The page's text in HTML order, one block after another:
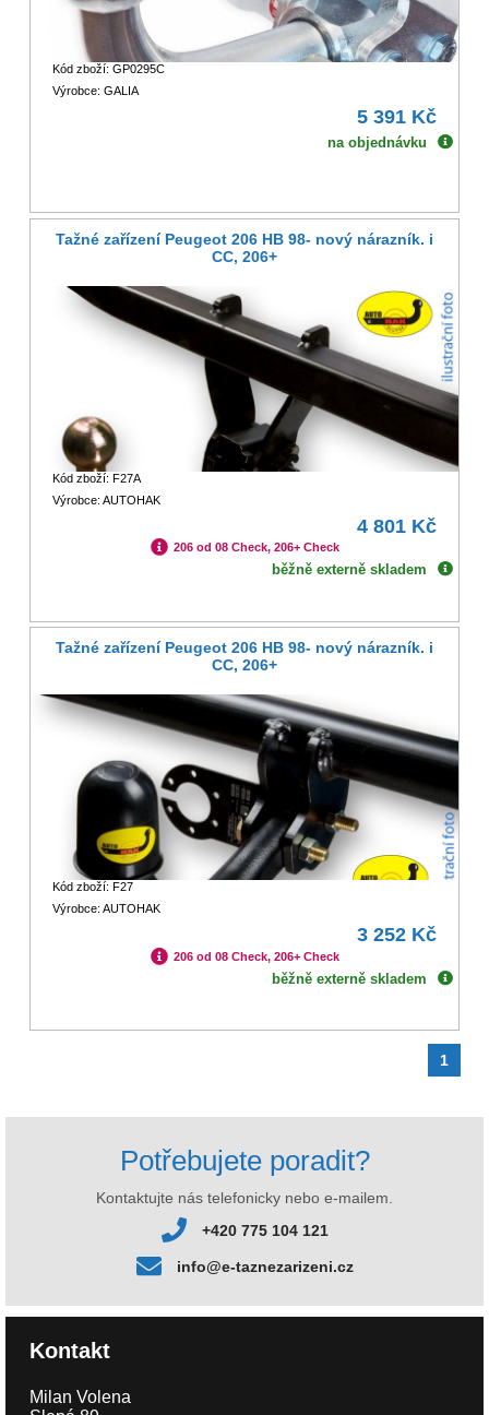
Kód zboží: GP0295C
Výrobce: GALIA
5 391 Kč
na objednávku
Tažné zařízení Peugeot 206 HB 98- nový nárazník. i
CC, 206+
Kód zboží: F27A
Výrobce: AUTOHAK
4 801 Kč
206 od 08 Check, 206+ Check
běžně externě skladem
Tažné zařízení Peugeot 206 HB 98- nový nárazník. i
CC, 206+
Kód zboží: F27
Výrobce: AUTOHAK
3 252 Kč
206 od 08 Check, 206+ Check
běžně externě skladem
1
Potřebujete poradit?
Kontaktujte nás telefonicky nebo e-mailem.
+420 775 104 121
info@e-taznezarizeni.cz
Kontakt
Milan Volena